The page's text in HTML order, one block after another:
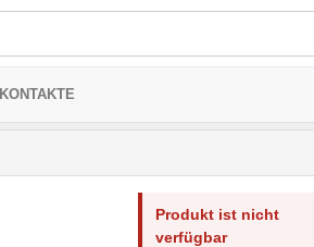
KONTAKTE
Produkt ist nicht
verfügbar